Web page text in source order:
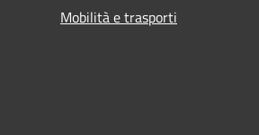
Mobilità e trasporti